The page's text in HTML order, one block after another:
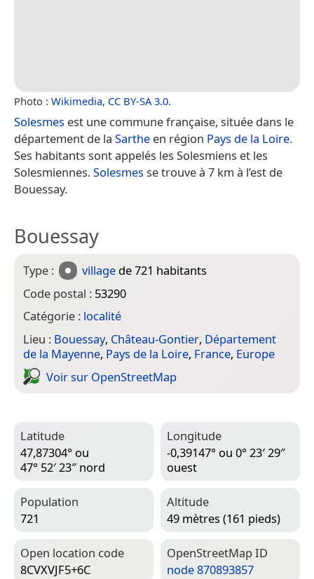
Photo : Wikimedia, CC BY-SA 3.0.
Solesmes est une commune française, située dans le
département de la Sarthe en région Pays de la Loire.
Ses habitants sont appelés les Solesmiens et les
Solesmiennes.Solesmesse trouve à 7 km à l’est de
Bouessay.
Bouessay
Type : village de 721 habitants
Code postal : 53290
Catégorie : localité
Lieu : Bouessay, Château-Gontier, Département
de la Mayenne, Pays de la Loire, France, Europe
Voir sur Open­Street­Map
Latitude
47,87304° ou
47° 52′ 23″ nord
Longitude
-0,39147° ou 0° 23′ 29″
ouest
Population
721
Altitude
49 mètres (161 pieds)
Open location code
8CVXVJF5+6C
Open­Street­Map ID
node 870893857